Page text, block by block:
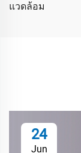
แวดล้อม
24
Jun